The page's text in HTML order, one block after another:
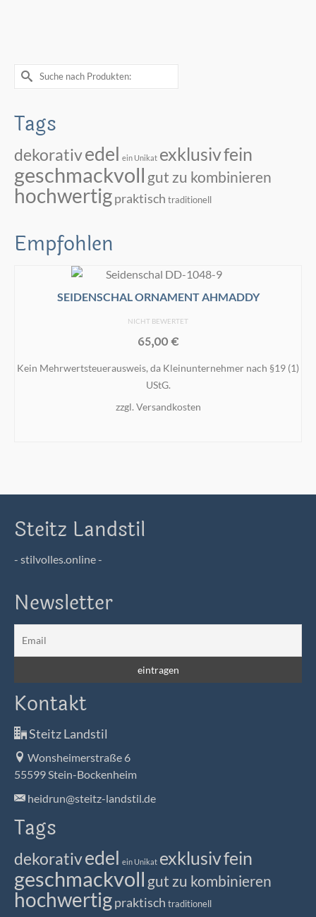
Suche
nach:
Tags
dekorativedel ein Unikat exklusivfein
geschmackvoll gut zu kombinieren
hochwertigpraktisch traditionell
Empfohlen
SEIDENSCHAL ORNAMENT AHMADDY
NICHT BEWERTET
65,00€
Kein Mehrwertsteuerausweis, da Kleinunternehmer nach §19 (1)
UStG.
zzgl. Versandkosten
Steitz Landstil
- stilvolles.online -
Newsletter
Kontakt
Steitz Landstil
Wonsheimerstraße 6
55599 Stein-Bockenheim
heidrun@steitz-landstil.de
Tags
dekorativedel ein Unikat exklusivfein
geschmackvoll gut zu kombinieren
hochwertigpraktisch traditionell